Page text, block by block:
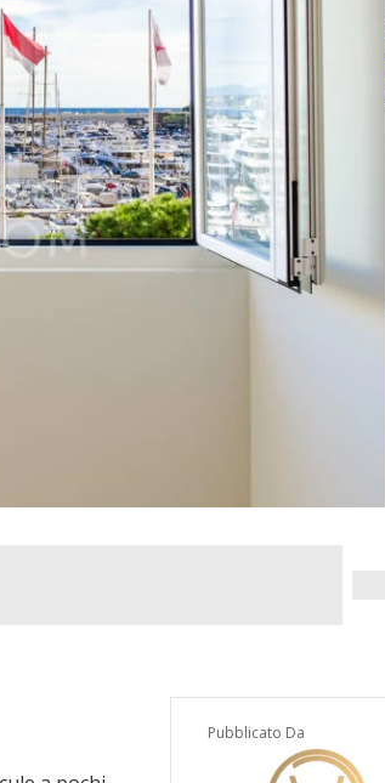
Pubblicato Da